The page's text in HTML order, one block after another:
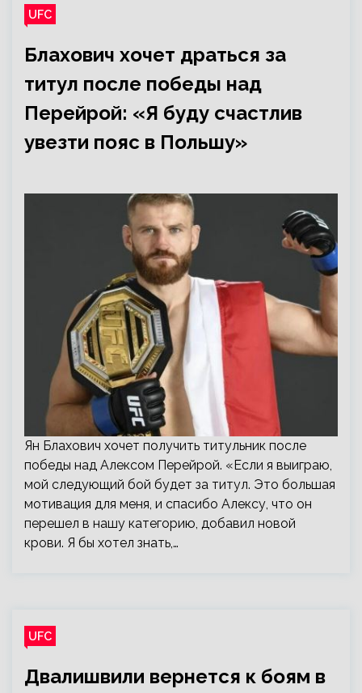
UFC
Блахович хочет драться за
титул после победы над
Перейрой: «Я буду счастлив
увезти пояс в Польшу»
Ян Блахович хочет получить титульник после
победы над Алексом Перейрой. «Если я выиграю,
мой следующий бой будет за титул. Это большая
мотивация для меня, и спасибо Алексу, что он
перешел в нашу категорию, добавил новой
крови. Я бы хотел знать,…
UFC
Двалишвили вернется к боям в